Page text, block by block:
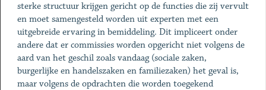
sterke structuur krijgen gericht op de functies die zij vervult
en moet samengesteld worden uit experten met een
uitgebreide ervaring in bemiddeling. Dit impliceert onder
andere dat er commissies worden opgericht niet volgens de
aard van het geschil zoals vandaag (sociale zaken,
burgerlijke en handelszaken en familiezaken) het geval is,
maar volgens de opdrachten die worden toegekend